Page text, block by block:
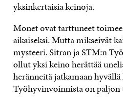
yksinkertaisia keinoja.
Monet ovat tarttuneet
aikaiseksi. Mutta mikseivät
mysteeri. Sitran ja STM:n
ollut yksi keino herättää
heränneitä jatkamaan
Työhyvinvoinnista on